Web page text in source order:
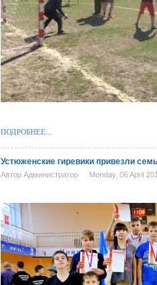
ПОДРОБНЕЕ...
Устюженские гиревики привезли
Автор Администратор Monday, 06 April